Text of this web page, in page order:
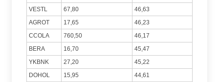
VESTL
67,80
46,63
AGROT
17,65
46,23
CCOLA
760,50
46,17
BERA
16,70
45,47
YKBNK
27,20
45,22
DOHOL
15,95
44,61